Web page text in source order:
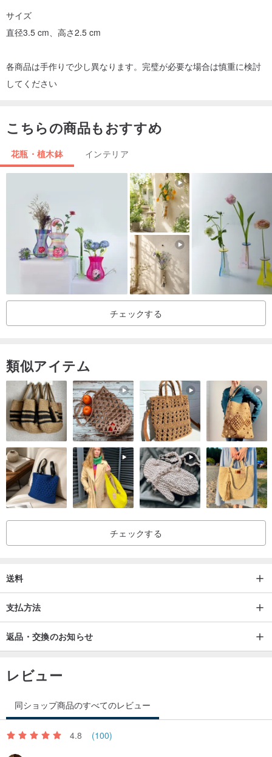
サイズ
直径3.5 cm、高さ2.5 cm
各商品は手作りで少し異なります。完璧が必要な場合は慎重に検討
してください
こちらの商品もおすすめ
花瓶・植木鉢 インテリア
チェックする
類似アイテム
チェックする
送料
支払方法
返品・交換のお知らせ
レビュー
同ショップ商品のすべてのレビュー
4.8 (100)